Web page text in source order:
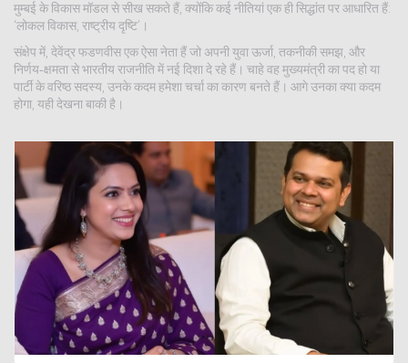
मुम्बई के विकास मॉडल से सीख सकते हैं, क्योंकि कई नीतियां एक ही सिद्धांत पर आधारित हैं:
‘लोकल विकास, राष्ट्रीय दृष्टि’।
संक्षेप में, देवेंद्र फडणवीस एक ऐसा नेता हैं जो अपनी युवा ऊर्जा, तकनीकी समझ, और
निर्णय‑क्षमता से भारतीय राजनीति में नई दिशा दे रहे हैं। चाहे वह मुख्यमंत्री का पद हो या
पार्टी के वरिष्ठ सदस्य, उनके कदम हमेशा चर्चा का कारण बनते हैं। आगे उनका क्या कदम
होगा, यही देखना बाकी है।